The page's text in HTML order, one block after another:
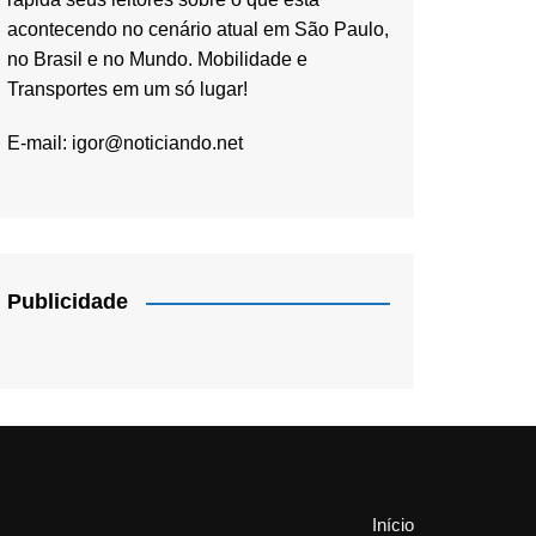
acontecendo no cenário atual em São Paulo,
no Brasil e no Mundo. Mobilidade e
Transportes em um só lugar!
E-mail: igor@noticiando.net
Publicidade
Início